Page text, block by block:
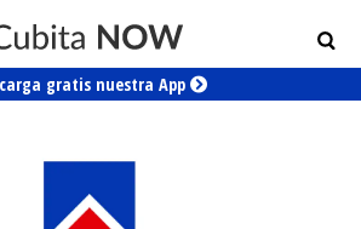
gratis nuestra App